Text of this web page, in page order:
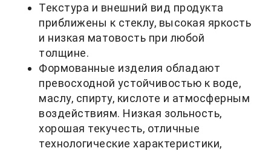
Текстура и внешний вид продукта
приближены к стеклу, высокая яркость
и низкая матовость при любой
толщине.
Формованные изделия обладают
превосходной устойчивостью к воде,
маслу, спирту, кислоте и атмосферным
воздействиям. Низкая зольность,
хорошая текучесть, отличные
технологические характеристики,